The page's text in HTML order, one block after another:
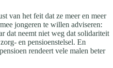
van het feit dat ze meer en meer
jongeren te willen adviseren:
dat neemt niet weg dat solidariteit
en pensioenstelsel. En
rendeert vele malen beter